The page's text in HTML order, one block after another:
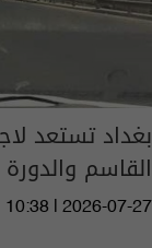
بغداد تستعد
القاسم والدورة
10:38 | 2026-07-27